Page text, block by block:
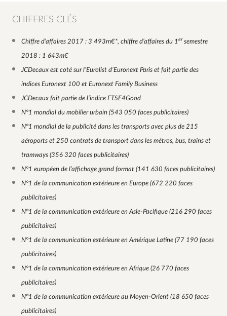
CHIFFRES CLÉS
Chiffre d’affaires 2017 : 3 493m€*, chiffre d’affaires du 1 er semestre
2018 : 1 643m€
JCDecaux est coté sur l’Eurolist d’Euronext Paris et fait partie des
indices Euronext 100 et Euronext Family Business
JCDecaux fait partie de l’indice FTSE4Good
N°1 mondial du mobilier urbain (543 050 faces publicitaires)
N°1 mondial de la publicité dans les transports avec plus de 215
aéroports et 250 contrats de transport dans les métros, bus, trains et
tramways (356 320 faces publicitaires)
N°1 européen de l’affichage grand format (141 630 faces publicitaires)
N°1 de la communication extérieure en Europe (672 220 faces
publicitaires)
N°1 de la communication extérieure en Asie-Pacifique (216 290 faces
publicitaires)
N°1 de la communication extérieure en Amérique Latine (77 190 faces
publicitaires)
N°1 de la communication extérieure en Afrique (26 770 faces
publicitaires)
N°1 de la communication extérieure au Moyen-Orient (18 650 faces
publicitaires)